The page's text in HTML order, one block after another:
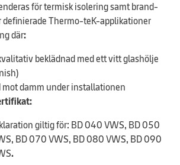
för termisk isolering samt brand-
Thermo-teK-applikationer
där:
beklädnad med ett vitt glashölje
mot damm under installationen
giltigför: BD 040 VWS, BD 050
BD 070 VWS, BD 080 VWS, BD 090
.